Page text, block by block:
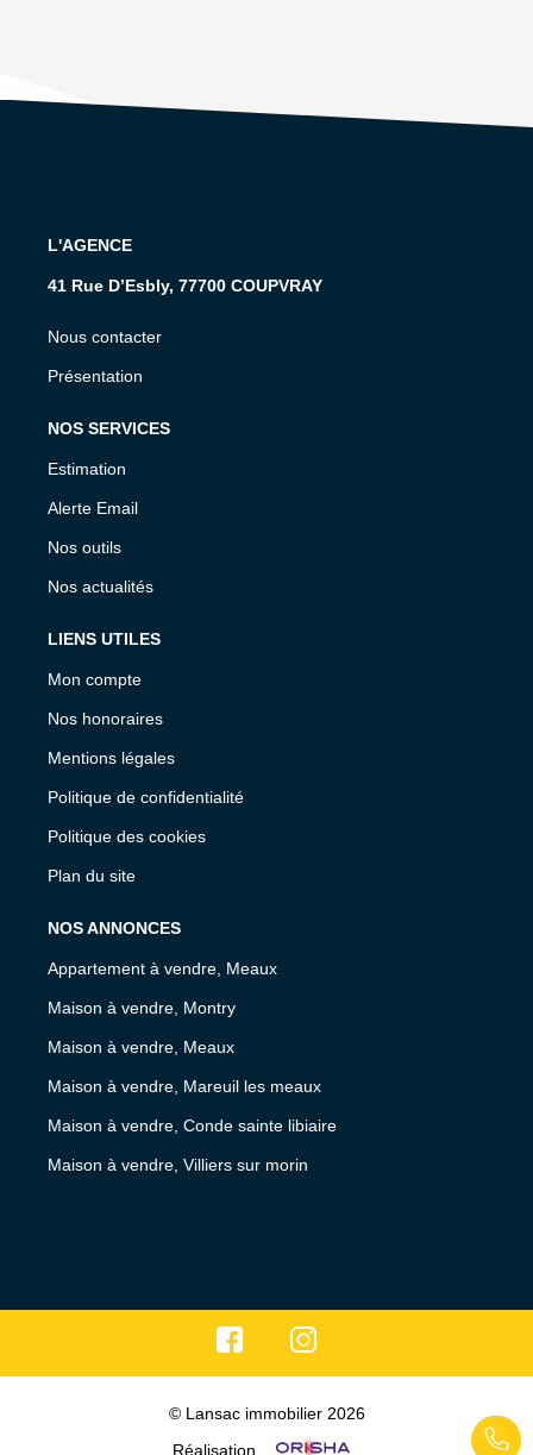
L'AGENCE
41 Rue D’Esbly, 77700 COUPVRAY
Nous contacter
Présentation
NOS SERVICES
Estimation
Alerte Email
Nos outils
Nos actualités
LIENS UTILES
Mon compte
Nos honoraires
Mentions légales
Politique de confidentialité
Politique des cookies
Plan du site
NOS ANNONCES
Appartement à vendre, Meaux
Maison à vendre, Montry
Maison à vendre, Meaux
Maison à vendre, Mareuil les meaux
Maison à vendre, Conde sainte libiaire
Maison à vendre, Villiers sur morin
© Lansac immobilier 2026
Réalisation